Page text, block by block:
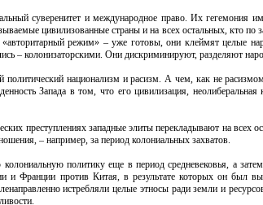
суверенитет и международное право. Их гегемония
цивилизованные страны и на всех остальных, кто
режим» – уже готовы, они клеймят целые
– колонизаторскими. Они дискриминируют, разделяют
национализм и расизм. А чем, как не
Запада в том, что его цивилизация,
преступлениях западные элиты перекладывают на всех
– например, за период колониальных захватов.
политику еще в период средневековья, а
и Франции против Китая, в результате которых он был
истребляли целые этносы ради земли и